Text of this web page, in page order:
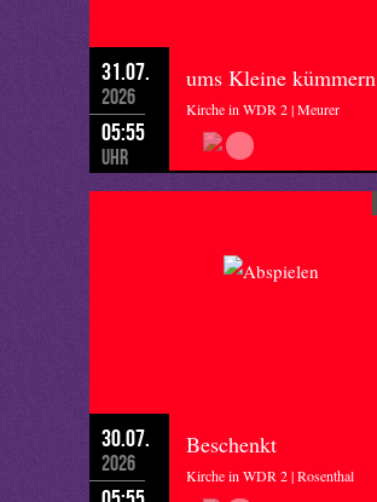
31.07.
2026
05:55
Uhr
ums Kleine kümmern
Kirche in WDR 2 | Meurer
30.07.
2026
Beschenkt
Kirche in WDR 2 | Rosenthal